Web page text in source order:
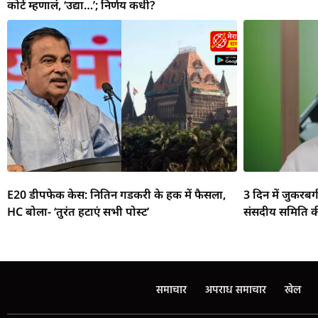
कोर्ट म्हणालं, ‘उद्या…’; निर्णय कधी?
E20 डीपफेक केस: नितिन गडकरी के हक में फैसला,
HC बोला- ‘तुरंत हटाएं सभी पोस्ट’
3 दिन में
संसदीय समिति
समाचार अपराध समाचार खेल